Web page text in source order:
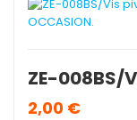
2,00 €